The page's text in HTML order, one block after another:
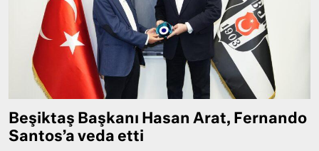
Beşiktaş Başkanı Hasan Arat, Fernando
Santos’a veda etti